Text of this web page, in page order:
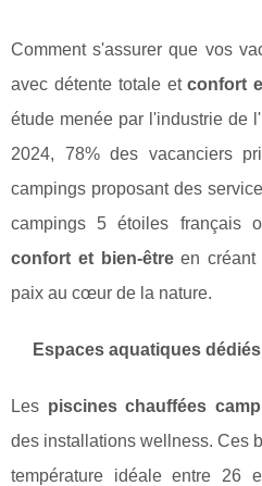
Comment s'assurer que vos
avec détente totale etconfort
étude menée par l'industrie de
2024, 78% des vacanciers
campings proposant des
campings 5 étoiles français
confort et bien-êtreen créant
paix au cœur de la nature.
Espaces aquatiques
Les piscines chauffées
des installations wellness. Ces
température idéale entre 26